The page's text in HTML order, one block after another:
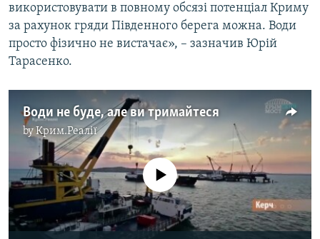
використовувати в повному обсязі потенціал Криму
за рахунок гряди Південного берега можна. Води
просто фізично не вистачає», – зазначив Юрій
Тарасенко.
Води не буде, але ви тримайтеся
byКрим.Реалії
No media source currently available